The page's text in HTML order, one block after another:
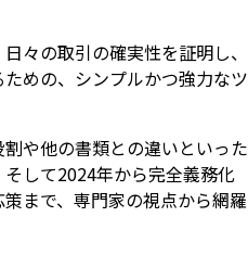
々の取引の確実性を証明し、
めの、シンプルかつ強力なツ
や他の書類との違いといった
して2024年から完全義務化
まで、専門家の視点から網羅